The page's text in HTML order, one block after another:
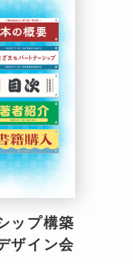
ップ構築
ザイン会